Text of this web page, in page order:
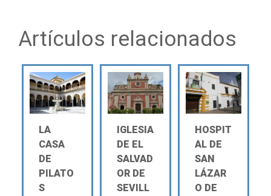
Artículos relacionados
LA
CASA
DE
PILATO
S
IGLESIA
DE EL
SALVAD
OR DE
SEVILL
HOSPIT
AL DE
SAN
LÁZAR
O DE